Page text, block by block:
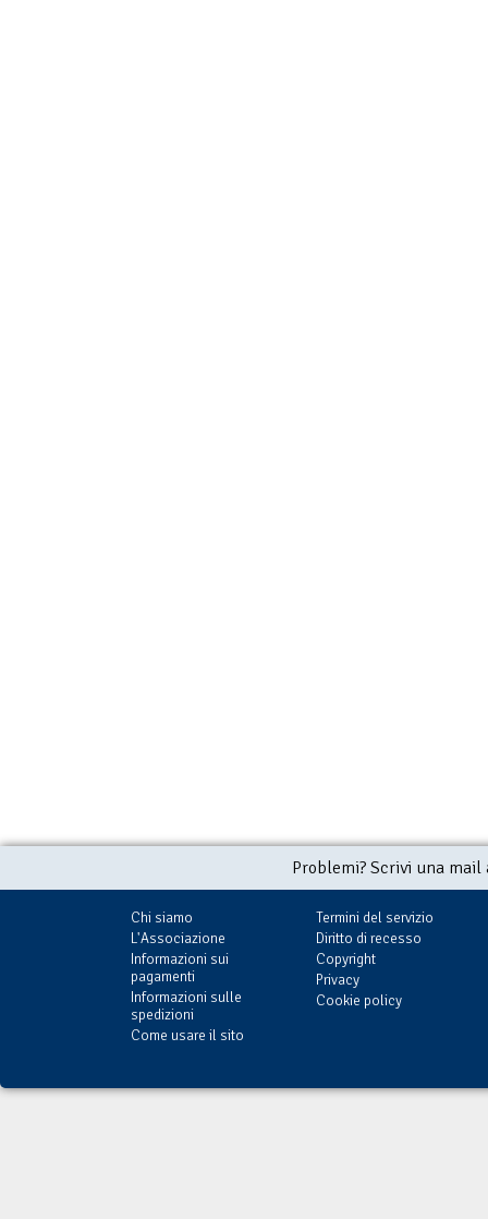
Problemi? Scrivi una
Chi siamo
L'Associazione
Informazioni sui
pagamenti
Informazioni sulle
spedizioni
Come usare il sito
Termini del servizio
Diritto di recesso
Copyright
Privacy
Cookie policy